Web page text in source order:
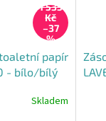
1 535
Kč
–37
%
papír
- bílo/bílý
Skladem